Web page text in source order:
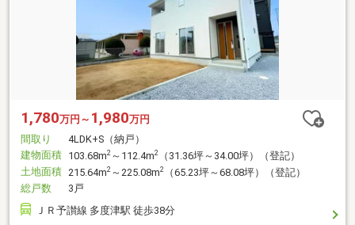
1,780万円～ 1,980万円
間取り
4LDK+S（納戸）
建物面積 103.68m2 ～112.4m2
（31.36坪～34.00坪）（登記）
土地面積 215.64m2 ～225.08m2
（65.23坪～68.08坪）（登記）
総戸数
3戸
ＪＲ予讃線 多度津駅 徒歩38分